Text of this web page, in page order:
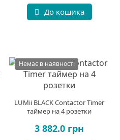
До кошика
Немає в наявності
LUMii BLACK Contactor Timer
таймер на 4 розетки
3 882.0 грн